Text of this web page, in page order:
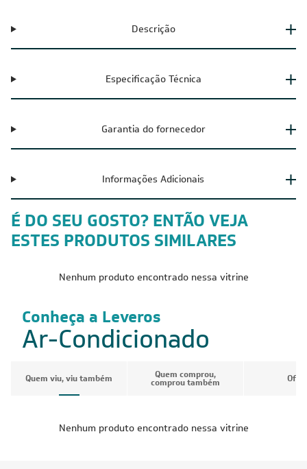
Descrição
Especificação Técnica
Garantia do fornecedor
Informações Adicionais
É DO SEU GOSTO? ENTÃO VEJA
ESTES PRODUTOS SIMILARES
Nenhum produto encontrado nessa vitrine
Conheça a Leveros
Ar-Condicionado
Quem viu, viu também Quem comprou,
comprou também
Nenhum produto encontrado nessa vitrine